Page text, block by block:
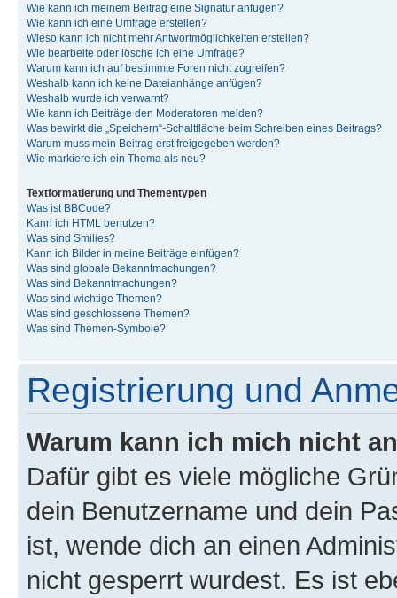
Wie kann ich meinem Beitrag eine Signatur anfügen?
Wie kann ich eine Umfrage erstellen?
Wieso kann ich nicht mehr Antwortmöglichkeiten erstellen?
Wie bearbeite oder lösche ich eine Umfrage?
Warum kann ich auf bestimmte Foren nicht zugreifen?
Weshalb kann ich keine Dateianhänge anfügen?
Weshalb wurde ich verwarnt?
Wie kann ich Beiträge den Moderatoren melden?
Was bewirkt die „Speichern“-Schaltfläche beim Schreiben eines Beitrags?
Warum muss mein Beitrag erst freigegeben werden?
Wie markiere ich ein Thema als neu?
Textformatierung und Thementypen
Was ist BBCode?
Kann ich HTML benutzen?
Was sind Smilies?
Kann ich Bilder in meine Beiträge einfügen?
Was sind globale Bekanntmachungen?
Was sind Bekanntmachungen?
Was sind wichtige Themen?
Was sind geschlossene Themen?
Was sind Themen-Symbole?
Registrierung und
Warum kann ich mich nicht
Dafür gibt es viele mögliche
dein Benutzername und dein
ist, wende dich an einen
nicht gesperrt wurdest. Es ist